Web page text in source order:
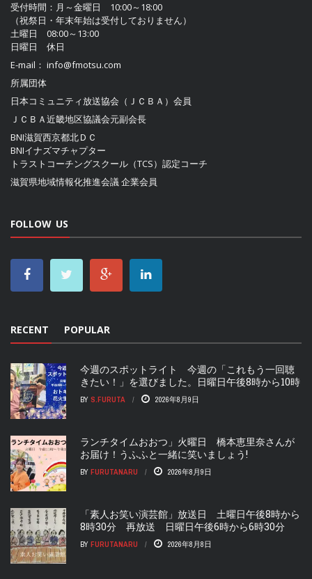
受付時間：月～金曜日 10:00～18:00
（祝祭日・年末年始は受付しておりません）
土曜日 08:00～13:00
日曜日 休日
E-mail： info@fmotsu.com
所属団体
日本コミュニティ放送協会（ＪＣＢＡ） 会員
ＪＣＢＡ近畿地区協議会元副会長
BNI滋賀西京都北ＤＣ
BNIイナズマチャプター
トラストコーチングスクール（TCS）認定コーチ
滋賀県地域情報化推進会議企業会員
FOLLOW US
RECENT POPULAR
今週のスポットライト 今週の「これもう一回聴
きたい！」を選びました。日曜日午後8時から10時
BY S.FURUTA 2026年8月9日
ランチタイムおおつ」火曜日 橋本恵里奈さんが
お届け！うふふと一緒に笑いましょう!
BY FURUTANARU 2026年8月9日
「素人お笑い演芸館」放送日 土曜日午後8時から
8時30分 再放送 日曜日午後6時から6時30分
BY FURUTANARU 2026年8月8日